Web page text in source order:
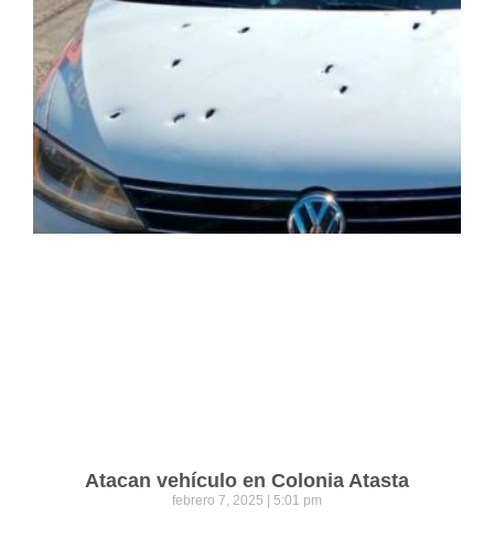
Atacan vehículo en Colonia Atasta
febrero 7, 2025 5:01 pm